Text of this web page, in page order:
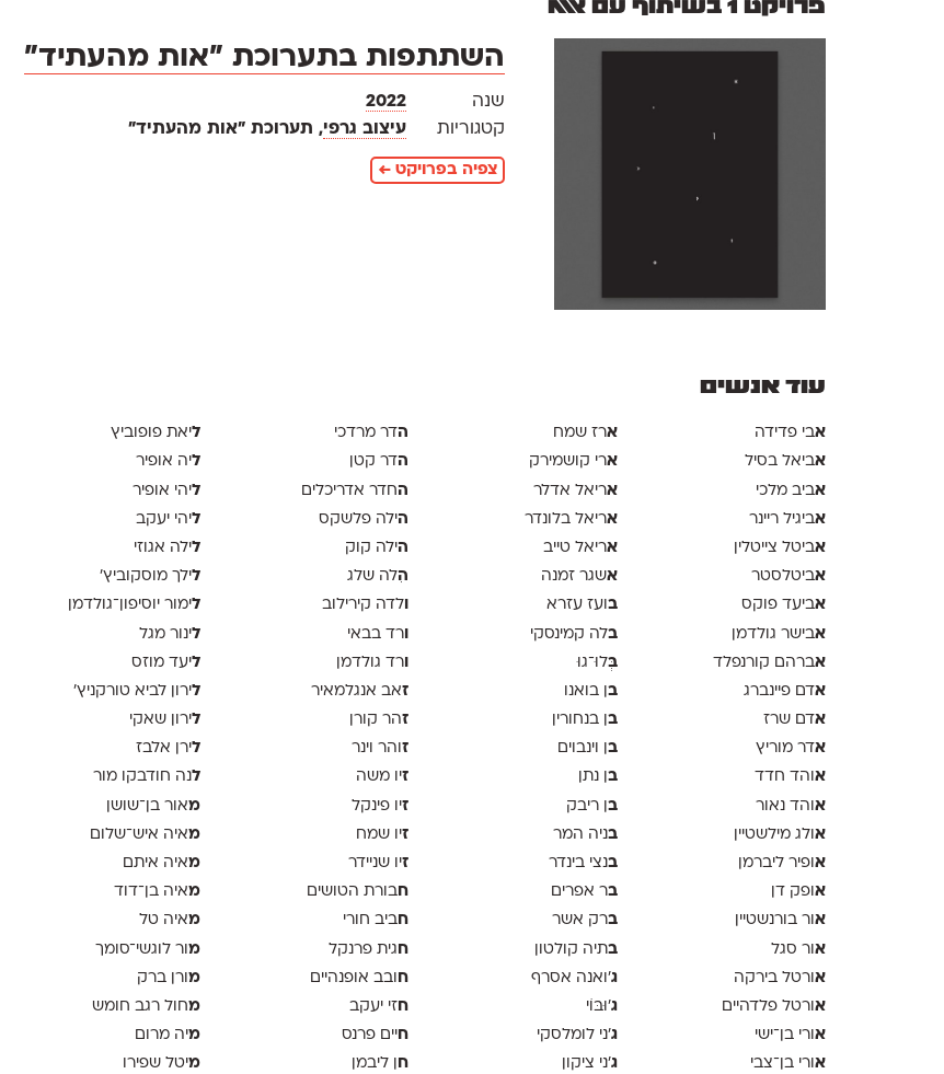
פרויקט 1 בשיתוף עם אאא
השתתפות בתערוכת ״אות מהעתיד״
שנה
2022
קטגוריות
עיצוב גרפי, תערוכת ״אות מהעתיד״
צפיה בפרויקט ←
עוד אנשים
אבי פדידה
אביאל בסיל
אביב מלכי
אביגיל ריינר
אביטל צייטלין
אביטלסטר
אביעד פוקס
אבישר גולדמן
אברהם קורנפלד
אדם פיינברג
אדם שרז
אדר מוריץ
אוהד חדד
אוהד נאור
אולג מילשטיין
אופיר ליברמן
אופק דן
אור בורנשטיין
אור סגל
אורטל בירקה
אורטל פלדהיים
אורי בן־ישי
אורי בן־צבי
ארז שמח
ארי קושמירק
אריאל אדלר
אריאל בלונדר
אריאל טייב
אשגר זמנה
ב ועז עזרא
בלה קמינסקי
בְּלוּ־גוּ
ב ן בואנו
ב ן בנחורין
ב ן וינבוים
ב ן נתן
ב ן ריבק
בניה המר
בנצי בינדר
בר אפרים
ברק אשר
בתיה קולטון
ג'ואנה אסרף
ג'וּבּוֹי
ג׳ני לומלסקי
ג׳ני ציקון
הדר מרדכי
הדר קטן
החדר אדריכלים
הילה פלשקס
הילה קוק
הִלה שלג
ולדה קירילוב
ורד בבאי
ורד גולדמן
זאב אנגלמאיר
זהר קורן
זוהר וינר
זיו משה
זיו פינקל
זיו שמח
זיו שניידר
חבורת הטושים
חביב חורי
חגית פרנקל
ח ובב אופנהיים
ח זי יעקב
חיים פרנס
ח ן ליבמן
ליאת פופוביץ
ליה אופיר
ליהי אופיר
ליהי יעקב
לילה אגוזי
לילך מוסקוביץ'
לימור יוסיפון־גולדמן
לינור מגל
ליעד מוזס
לירון לביא טורקניץ׳
לירון שאקי
לירן אלבז
לנה חודבקו מור
מאור בן־שושן
מאיה איש־שלום
מאיה איתם
מאיה בן־דוד
מאיה טל
מ ור לוגשי־סומך
מ ורן ברק
מחול רגב חומש
מיה מרום
מיטל שפירו